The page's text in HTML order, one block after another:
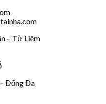
– Từ Liêm
Đống Đa